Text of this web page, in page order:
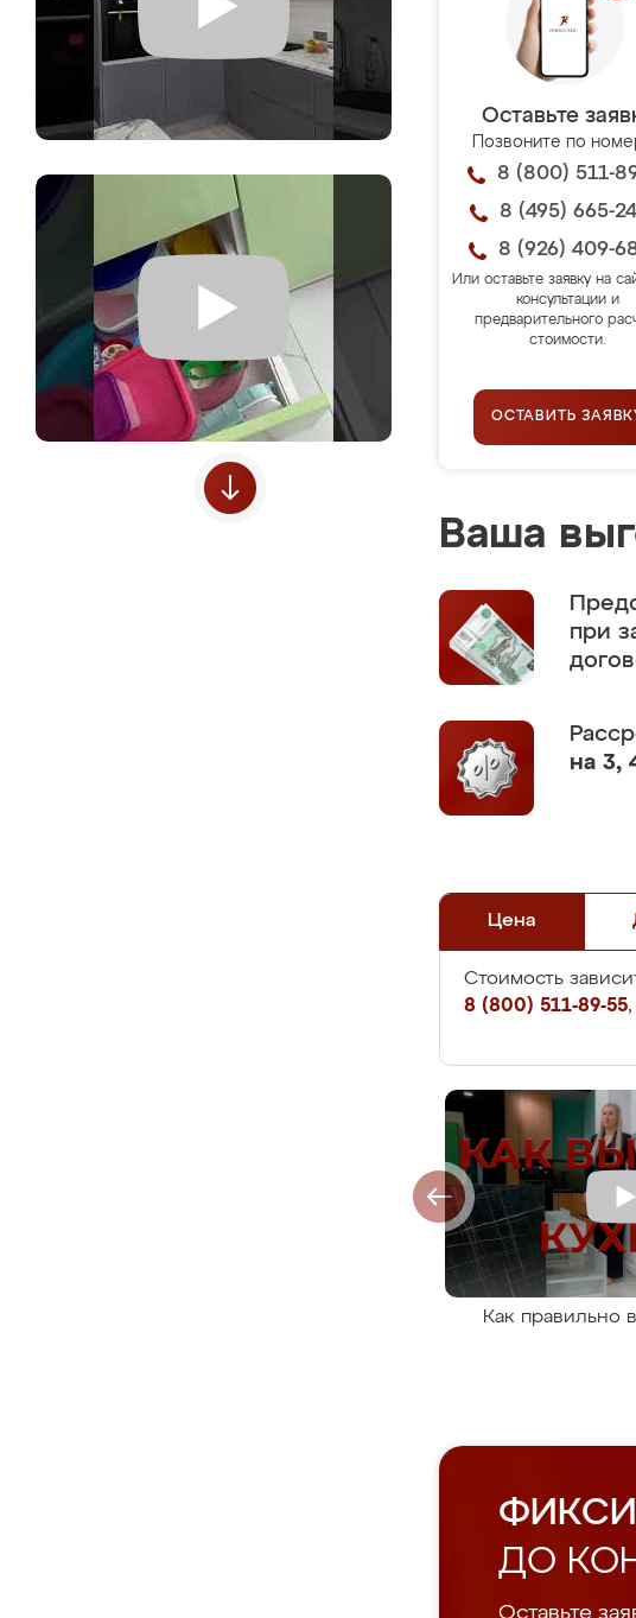
Оставьте
Позвоните по
8 (800) 511-
8 (495) 665-
8 (926) 409-
Или оставьте заявку на
консультации и
предварительного
стоимости.
ОСТАВИТЬ
Ваша
при
на 3,
Цена
Стоимость
8 (800) 511-89-55,
Как правильно
ДО
Оставьте